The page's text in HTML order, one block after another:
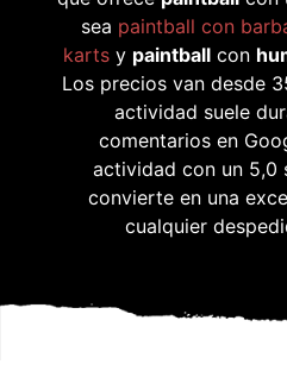
sea paintball con
kartsy paintballcon
Los precios van desde
actividad suele
comentarios en
actividad con un 5,0
convierte en una
cualquier